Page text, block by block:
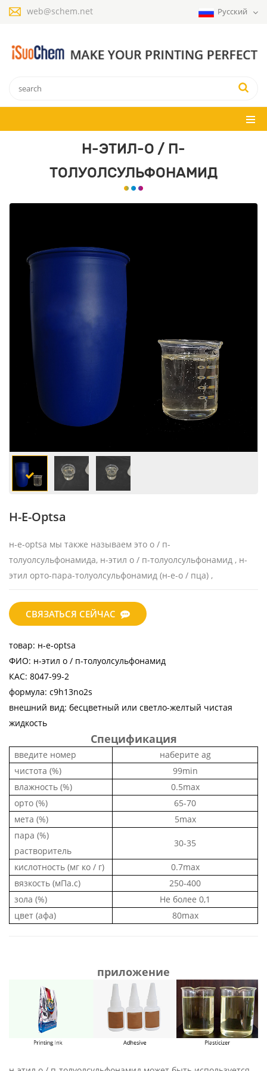
web@schem.net Русский
Н-ЭТИЛ-О / П-
ТОЛУОЛСУЛЬФОНАМИД
Н-Е-Optsa
н-е-optsa мы также называем это о / п-
толуолсульфонамида, н-этил о / п-толуолсульфонамид , н-
этил орто-пара-толуолсульфонамид (н-е-о / пца) ,
СВЯЗАТЬСЯ СЕЙЧАС
товар: н-е-optsa
ФИО: н-этил о / п-толуолсульфонамид
КАС: 8047-99-2
формула: c9h13no2s
внешний вид: бесцветный или светло-желтый чистая
жидкость
Спецификация
введите номер
наберите ag
чистота (%)
99min
влажность (%)
0.5max
орто (%)
65-70
мета (%)
5max
пара (%)
растворитель
30-35
кислотность (мг ко / г)
0.7max
вязкость (мПа.с)
250-400
зола (%)
Не более 0,1
цвет (афа)
80max
приложение